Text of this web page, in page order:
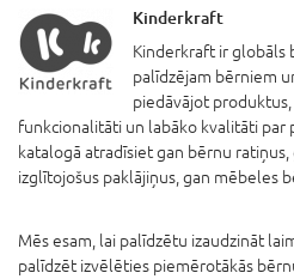
Kinderkraft
Kinderkraft ir globāls
palīdzējam bērniem
piedāvājot produktus,
funkcionalitāti un labāko kvalitāti par
katalogā atradīsiet gan bērnu
izglītojošus paklājiņus, gan mēbeles
Mēs esam, lai palīdzētu izaudzināt
palīdzēt izvēlēties piemērotākās